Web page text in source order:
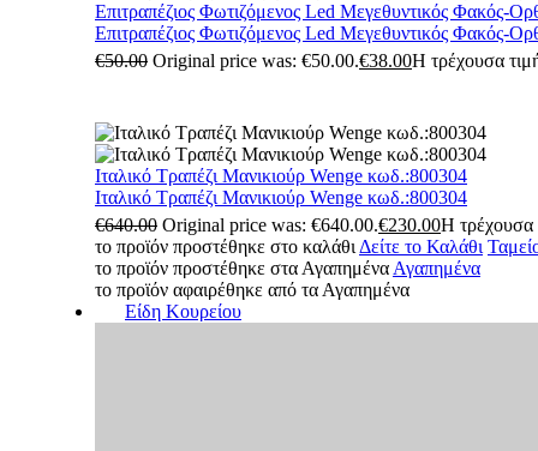
Επιτραπέζιος Φωτιζόμενος Led Μεγεθυντικός Φακός-
Επιτραπέζιος Φωτιζόμενος Led Μεγεθυντικός Φακός-
€50.00 Original price was: €50.00.€38.00Η τρέχουσα
Ιταλικό Τραπέζι Μανικιούρ Wenge κωδ.:800304
Ιταλικό Τραπέζι Μανικιούρ Wenge κωδ.:800304
€640.00 Original price was: €640.00.€230.00Η τρέχουσα
το προϊόν προστέθηκε στο καλάθι Δείτε το Καλάθι
το προϊόν προστέθηκε στα Αγαπημένα Αγαπημένα
το προϊόν αφαιρέθηκε από τα Αγαπημένα
Είδη Κουρείου